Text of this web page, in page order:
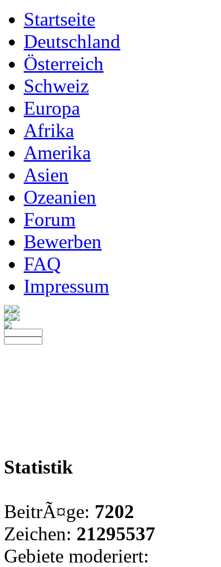
Startseite
Deutschland
Österreich
Schweiz
Europa
Afrika
Amerika
Asien
Ozeanien
Forum
Bewerben
FAQ
Impressum
Statistik
BeitrÃ¤ge: 7202
Zeichen: 21295537
Gebiete moderiert: